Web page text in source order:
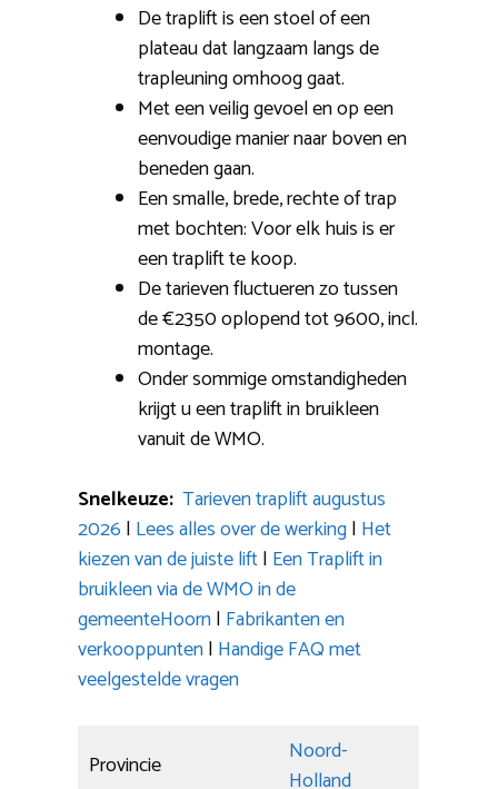
De traplift is een stoel of een
plateau dat langzaam langs de
trapleuning omhoog gaat.
Met een veilig gevoel en op een
eenvoudige manier naar boven en
beneden gaan.
Een smalle, brede, rechte of trap
met bochten: Voor elk huis is er
een traplift te koop.
De tarieven fluctueren zo tussen
de €2350 oplopend tot 9600, incl.
montage.
Onder sommige omstandigheden
krijgt u een traplift in bruikleen
vanuit de WMO.
Snelkeuze: Tarieven traplift augustus
2026 | Lees alles over de werking| Het
kiezen van de juiste lift| Een Traplift in
bruikleen via de WMO in de
gemeenteHoorn| Fabrikanten en
verkooppunten| Handige FAQ met
veelgestelde vragen
Provincie
Noord-
Holland